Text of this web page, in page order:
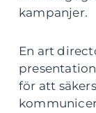
kampanjer.
En art
för att